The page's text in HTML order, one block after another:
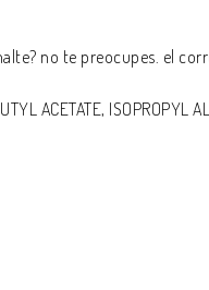
no te preocupes. el
ACETATE, ISOPROPYL